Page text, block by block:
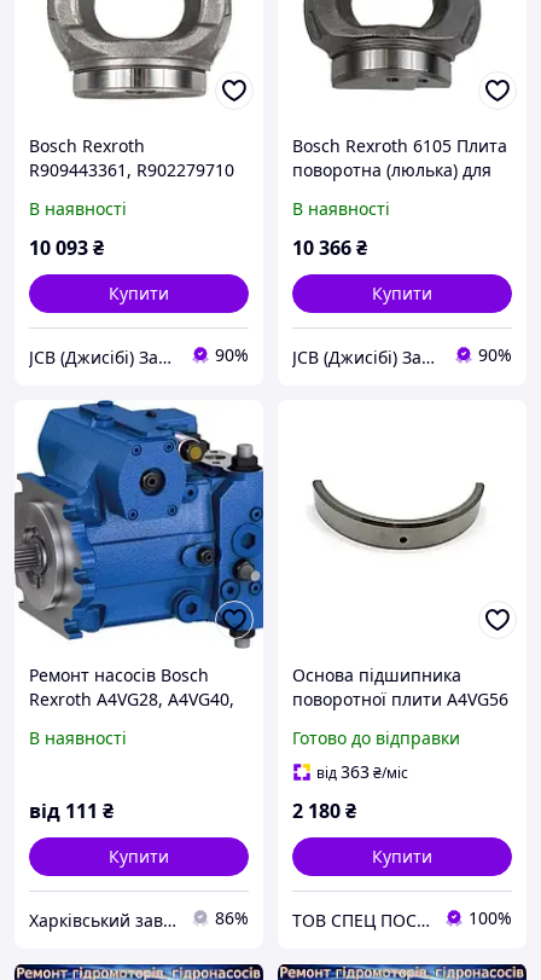
Bosch Rexroth
R909443361, R902279710
(люлька) для серії A4VG71
В наявності
10 093₴
Купити
JCB (Джисібі) Запчастини - Сервіс - Ремонт спецтехніки 90%
Bosch Rexroth 6105 Плита
поворотна (люлька) для
A4FO40 SKS
В наявності
10 366₴
Купити
JCB (Джисібі) Запчастини - Сервіс - Ремонт спецтехніки 90%
Ремонт насосів Bosch
Rexroth A4VG28, A4VG40,
A4VG125, A4VG180,
В наявності
від 111 ₴
Купити
Харківський завод Гідропривід 86%
Основа підшипника
поворотної плити A4VG56
Готово до відправки
від363₴/міс
2 180₴
Купити
ТОВ СПЕЦ ПОСТАЧ МАРКЕТ 100%